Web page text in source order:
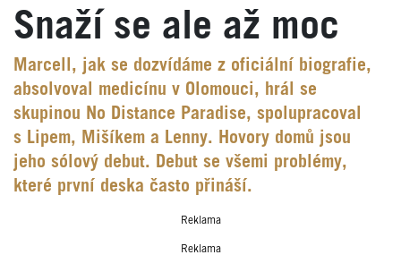
Snaží se ale až moc
Marcell, jak se dozvídáme z oficiální biografie,
absolvoval medicínu v Olomouci, hrál se
skupinou No Distance Paradise, spolupracoval
s Lipem, Mišíkem a Lenny. Hovory domů jsou
jeho sólový debut. Debut se všemi problémy,
které první deska často přináší.
Reklama
Reklama